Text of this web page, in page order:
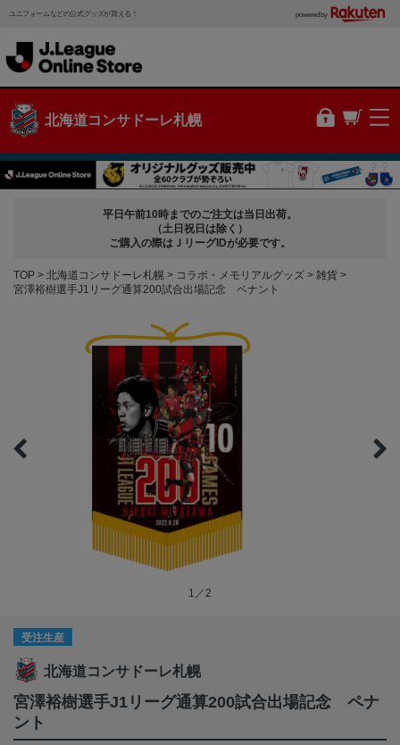
ユニフォームなどの公式グッズが買える！ powered by
北海道コンサドーレ札幌
平日午前10時までのご注文は当日出荷。
（土日祝日は除く）
ご購入の際はＪリーグIDが必要です。
TOP 北海道コンサドーレ札幌 コラボ・メモリアルグッズ
雑貨
宮澤裕樹選手J1リーグ通算200試合出場記念 ペナント
1／2
受注生産
北海道コンサドーレ札幌
宮澤裕樹選手J1リーグ通算200試合出場記念 ペナ
ント